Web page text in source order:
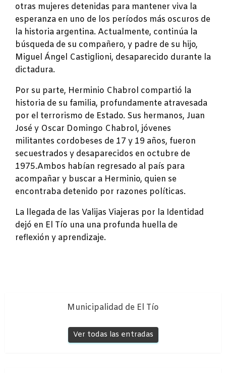
otras mujeres detenidas para mantener viva la
esperanza en uno de los períodos más oscuros de
la historia argentina. Actualmente, continúa la
búsqueda de su compañero, y padre de su hijo,
Miguel Ángel Castiglioni, desaparecido durante la
dictadura.
Por su parte, Herminio Chabrol compartió la
historia de su familia, profundamente atravesada
por el terrorismo de Estado. Sus hermanos, Juan
José y Oscar Domingo Chabrol, jóvenes
militantes cordobeses de 17 y 19 años, fueron
secuestrados y desaparecidos en octubre de
1975.Ambos habían regresado al país para
acompañar y buscar a Herminio, quien se
encontraba detenido por razones políticas.
La llegada de las Valijas Viajeras por la Identidad
dejó en El Tío una una profunda huella de
reflexión y aprendizaje.
Municipalidad de El Tío
Ver todas las entradas